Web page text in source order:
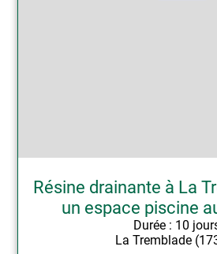
Résine drainante à La
un espace piscine
Durée : 10
La Tremblade